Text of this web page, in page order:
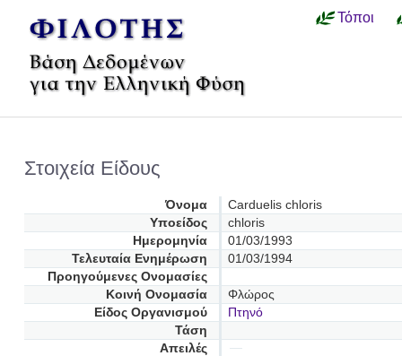
Τόποι
Στοιχεία Είδους
Όνομα
Carduelis chloris
Υποείδος
chloris
Ημερομηνία
01/03/1993
Τελευταία Ενημέρωση
01/03/1994
Προηγούμενες Oνομασίες
Κοινή Ονομασία
Φλώρος
Είδος Οργανισμού
Πτηνό
Τάση
Απειλές